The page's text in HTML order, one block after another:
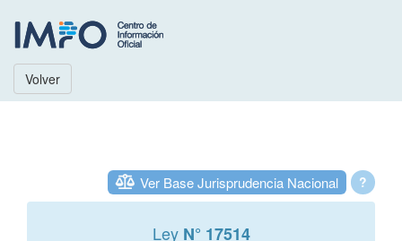
Volver
?
Ver Base Jurisprudencia Nacional
Ley N° 17514